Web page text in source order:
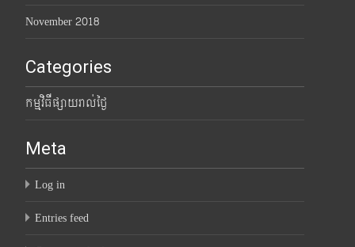
November 2018
Categories
កម្មវិធីផ្សាយរាល់ថ្ងៃ
Meta
Log in
Entries feed